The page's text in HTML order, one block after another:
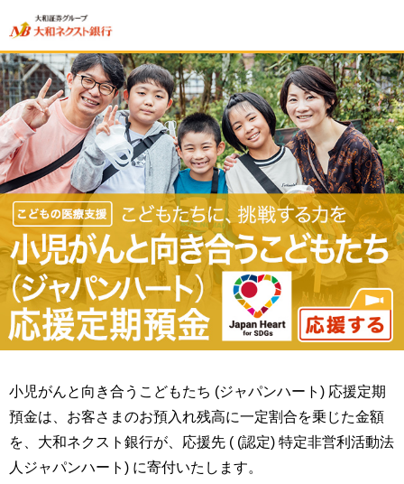
小児がんと向き合うこどもたち (ジャパンハート) 応援定期
預金は、お客さまのお預入れ残高に一定割合を乗じた金額
を、大和ネクスト銀行が、応援先 ( (認定) 特定非営利活動法
人ジャパンハート) に寄付いたします。